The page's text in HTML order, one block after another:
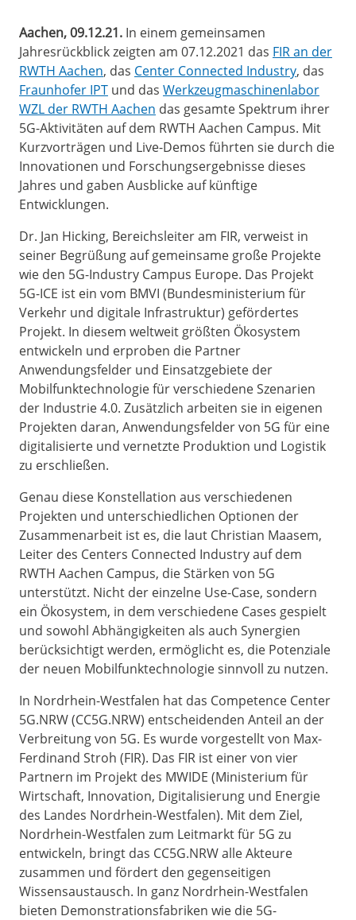
Aachen, 09.12.21. In einem gemeinsamen
Jahresrückblick zeigten am 07.12.2021 das FIR an der
RWTH Aachen, das Center Connected Industry, das
Fraunhofer IPT und das Werkzeugmaschinenlabor
WZL der RWTH Aachen das gesamte Spektrum ihrer
5G-Aktivitäten auf dem RWTH Aachen Campus. Mit
Kurzvorträgen und Live-Demos führten sie durch die
Innovationen und Forschungsergebnisse dieses
Jahres und gaben Ausblicke auf künftige
Entwicklungen.
Dr. Jan Hicking, Bereichsleiter am FIR, verweist in
seiner Begrüßung auf gemeinsame große Projekte
wie den 5G-Industry Campus Europe. Das Projekt
5G-ICE ist ein vom BMVI (Bundesministerium für
Verkehr und digitale Infrastruktur) gefördertes
Projekt. In diesem weltweit größten Ökosystem
entwickeln und erproben die Partner
Anwendungsfelder und Einsatzgebiete der
Mobilfunktechnologie für verschiedene Szenarien
der Industrie 4.0. Zusätzlich arbeiten sie in eigenen
Projekten daran, Anwendungsfelder von 5G für eine
digitalisierte und vernetzte Produktion und Logistik
zu erschließen.
Genau diese Konstellation aus verschiedenen
Projekten und unterschiedlichen Optionen der
Zusammenarbeit ist es, die laut Christian Maasem,
Leiter des Centers Connected Industry auf dem
RWTH Aachen Campus, die Stärken von 5G
unterstützt. Nicht der einzelne Use-Case, sondern
ein Ökosystem, in dem verschiedene Cases gespielt
und sowohl Abhängigkeiten als auch Synergien
berücksichtigt werden, ermöglicht es, die Potenziale
der neuen Mobilfunktechnologie sinnvoll zu nutzen.
In Nordrhein-Westfalen hat das Competence Center
5G.NRW (CC5G.NRW) entscheidenden Anteil an der
Verbreitung von 5G. Es wurde vorgestellt von Max-
Ferdinand Stroh (FIR). Das FIR ist einer von vier
Partnern im Projekt des MWIDE (Ministerium für
Wirtschaft, Innovation, Digitalisierung und Energie
des Landes Nordrhein-Westfalen). Mit dem Ziel,
Nordrhein-Westfalen zum Leitmarkt für 5G zu
entwickeln, bringt das CC5G.NRW alle Akteure
zusammen und fördert den gegenseitigen
Wissensaustausch. In ganz Nordrhein-Westfalen
bieten Demonstrationsfabriken wie die 5G-